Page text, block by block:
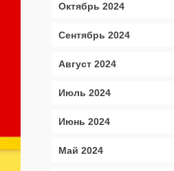
Октябрь 2024
Сентябрь 2024
Август 2024
Июль 2024
Июнь 2024
Май 2024